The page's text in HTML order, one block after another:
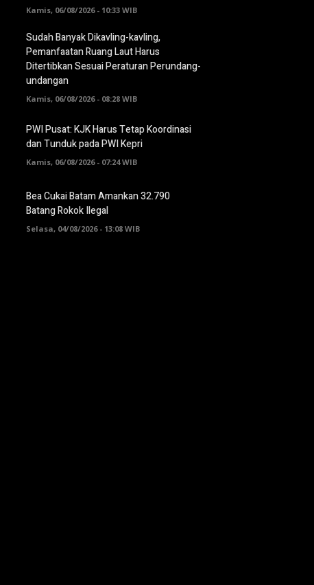
Kamis, 06/08/2026 - 10:33 WIB
Sudah Banyak Dikavling-kavling,
Pemanfaatan Ruang Laut Harus
Ditertibkan Sesuai Peraturan Perundang-
undangan
Kamis, 06/08/2026 - 08:28 WIB
PWI Pusat: KJK Harus Tetap Koordinasi
dan Tunduk pada PWI Kepri
Kamis, 06/08/2026 - 07:24 WIB
Bea Cukai Batam Amankan 32.790
Batang Rokok Ilegal
Selasa, 04/08/2026 - 13:08 WIB